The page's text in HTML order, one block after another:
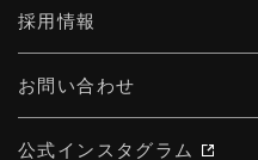
採用情報
お問い合わせ
公式インスタグラム